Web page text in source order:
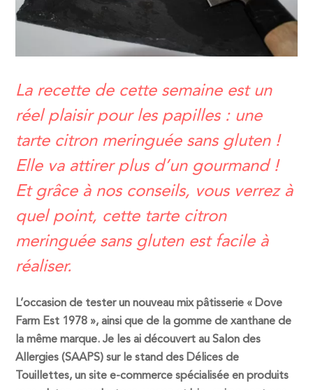
La recette de cette semaine est un
réel plaisir pour les papilles : une
tarte citron meringuée sans gluten !
Elle va attirer plus d’un gourmand !
Et grâce à nos conseils, vous verrez à
quel point, cette tarte citron
meringuée sans gluten est facile à
réaliser.
L’occasion de tester un nouveau mix pâtisserie « Dove
Farm Est 1978 », ainsi que de la gomme de xanthane de
la même marque. Je les ai découvert au Salon des
Allergies (SAAPS) sur le stand des Délices de
Touillettes, un site e-commerce spécialisée en produits